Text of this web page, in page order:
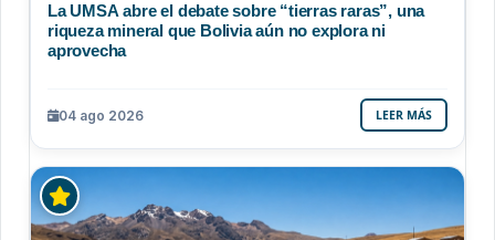
La UMSA abre el debate sobre “tierras raras”, una
riqueza mineral que Bolivia aún no explora ni
aprovecha
04 ago 2026 LEER MÁS